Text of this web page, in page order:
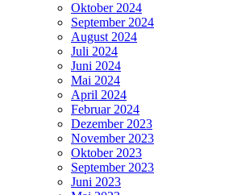
Oktober 2024
September 2024
August 2024
Juli 2024
Juni 2024
Mai 2024
April 2024
Februar 2024
Dezember 2023
November 2023
Oktober 2023
September 2023
Juni 2023